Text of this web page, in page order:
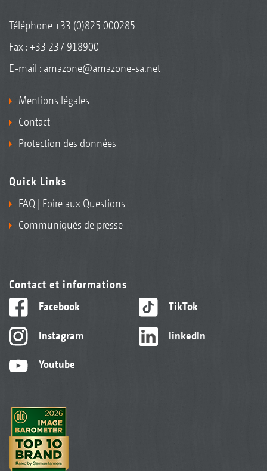
Téléphone+33 (0)825 000285
Fax : +33 237 918900
E-mail : amazone@amazone-sa.net
Mentions légales
Contact
Protection des données
Quick Links
FAQ | Foire aux Questions
Communiqués de presse
Contact et informations
Facebook
Instagram
Youtube
TikTok
linkedIn